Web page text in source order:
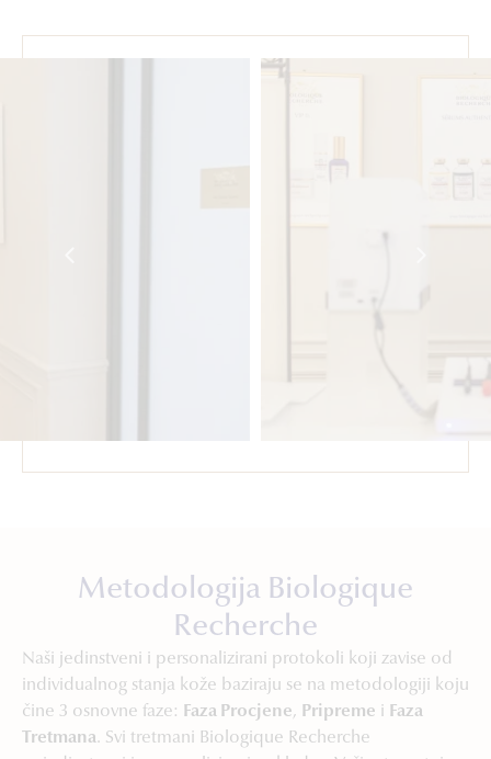
Metodologija Biologique
Recherche
Naši jedinstveni i personalizirani protokoli koji zavise od
individualnog stanja kože baziraju se na metodologiji koju
čine 3 osnovne faze:
Faza Procjene, Pripreme i Faza
Tretmana. Svi tretmani Biologique Recherche